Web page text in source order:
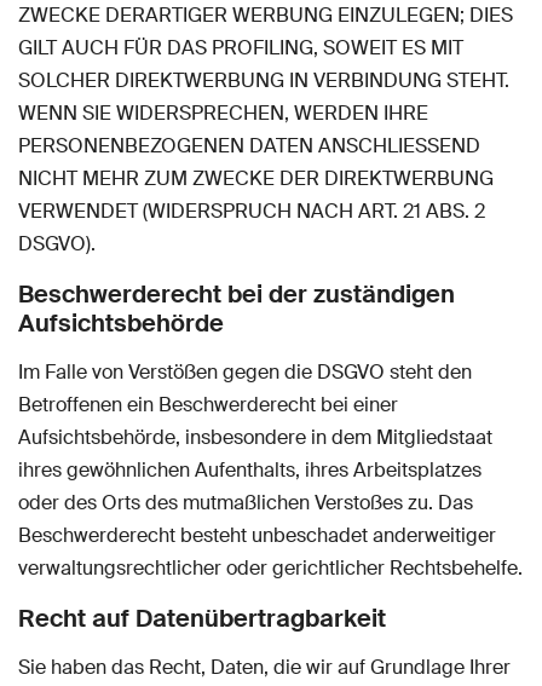
ZWECKE DERARTIGER WERBUNG EINZULEGEN; DIES
GILT AUCH FÜR DAS PROFILING, SOWEIT ES MIT
SOLCHER DIREKTWERBUNG IN VERBINDUNG STEHT.
WENN SIE WIDERSPRECHEN, WERDEN IHRE
PERSONENBEZOGENEN DATEN ANSCHLIESSEND
NICHT MEHR ZUM ZWECKE DER DIREKTWERBUNG
VERWENDET (WIDERSPRUCH NACH ART. 21 ABS. 2
DSGVO).
Beschwerde­recht bei der zuständigen
Aufsichts­behörde
Im Falle von Verstößen gegen die DSGVO steht den
Betroffenen ein Beschwerderecht bei einer
Aufsichtsbehörde, insbesondere in dem Mitgliedstaat
ihres gewöhnlichen Aufenthalts, ihres Arbeitsplatzes
oder des Orts des mutmaßlichen Verstoßes zu. Das
Beschwerderecht besteht unbeschadet anderweitiger
verwaltungsrechtlicher oder gerichtlicher Rechtsbehelfe.
Recht auf Daten­übertrag­barkeit
Sie haben das Recht, Daten, die wir auf Grundlage Ihrer